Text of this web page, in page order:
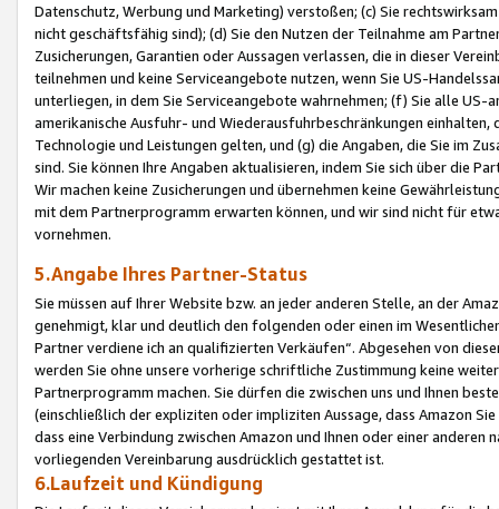
Datenschutz, Werbung und Marketing) verstoßen; (c) Sie
nicht geschäftsfähig sind); (d) Sie den Nutzen der Teilnahme am
Zusicherungen, Garantien oder Aussagen verlassen, die in dieser
teilnehmen und keine Serviceangebote nutzen, wenn Sie US-
unterliegen, in dem Sie Serviceangebote wahrnehmen; (f) Sie alle
amerikanische Ausfuhr- und Wiederausfuhrbeschränkungen
Technologie und Leistungen gelten, und (g) die Angaben, die Sie im
sind. Sie können Ihre Angaben aktualisieren, indem Sie sich über die
Wir machen keine Zusicherungen und übernehmen keine
mit dem Partnerprogramm erwarten können, und wir sind nicht für
vornehmen.
5.Angabe Ihres Partner-Status
Sie müssen auf Ihrer Website bzw. an jeder anderen Stelle, an der
genehmigt, klar und deutlich den folgenden oder einen im
Partner verdiene ich an qualifizierten Verkäufen“. Abgesehen von
werden Sie ohne unsere vorherige schriftliche Zustimmung keine
Partnerprogramm machen. Sie dürfen die zwischen uns und Ihnen
(einschließlich der expliziten oder impliziten Aussage, dass Amazon
dass eine Verbindung zwischen Amazon und Ihnen oder einer
vorliegenden Vereinbarung ausdrücklich gestattet ist.
6.Laufzeit und Kündigung